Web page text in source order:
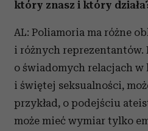
który znasz i który
AL: Poliamoria ma różne
i różnych reprezentantów.
o świadomych relacjach
i świętej seksualności,
przykład, o podejściu
może mieć wymiar tylko